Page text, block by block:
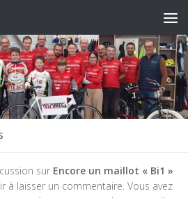
sur Encore un maillot « Bi1 »
à laisser un commentaire. Vous avez